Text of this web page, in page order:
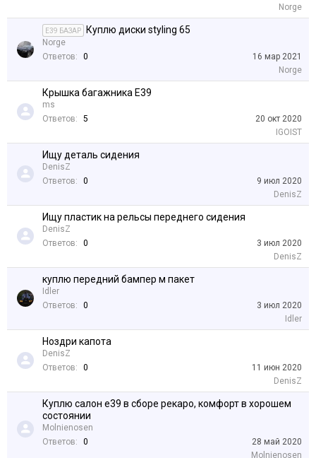
Norge
E39 БАЗАР Куплю диски styling 65
Norge
Ответов:
0
16 мар 2021
Norge
Крышка багажника E39
ms
Ответов:
5
20 окт 2020
IGOIST
Ищу деталь сидения
DenisZ
Ответов:
0
9 июл 2020
DenisZ
Ищу пластик на рельсы переднего сидения
DenisZ
Ответов:
0
3 июл 2020
DenisZ
куплю передний бампер м пакет
Idler
Ответов:
0
3 июл 2020
Idler
Ноздри капота
DenisZ
Ответов:
0
11 июн 2020
DenisZ
Куплю салон е39 в сборе рекаро, комфорт в хорошем
состоянии
Molnienosen
Ответов:
0
28 май 2020
Molnienosen